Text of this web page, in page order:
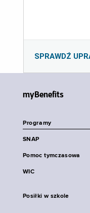
SPRAWDŹ
myBenefits
Programy
SNAP
Pomoc tymczasowa
WIC
Posiłki w szkole